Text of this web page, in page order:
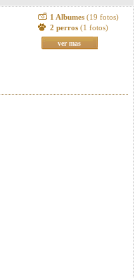
1 Albumes (19 fotos)
2 perros (1 fotos)
ver mas